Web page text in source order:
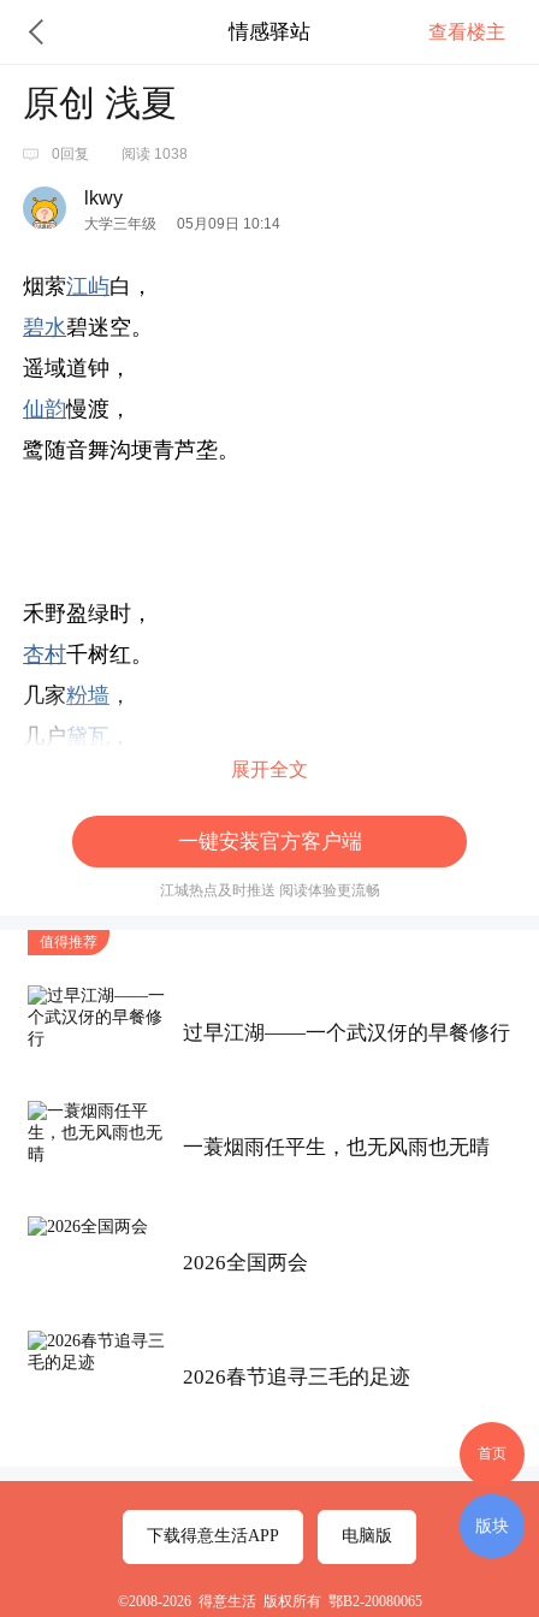
情感驿站 查看楼主
原创 浅夏
0回复 阅读 1038
lkwy
大学三年级 05月09日 10:14
烟萦江屿白，
碧水碧迷空。
遥域道钟，
仙韵慢渡，
鹭随音舞沟埂青芦垄。
禾野盈绿时，
杏村千树红。
几家粉墙 ，
几户黛瓦 ，
浓。展开全文
一键安装官方客户端
江城热点及时推送 阅读体验更流畅
值得推荐
过早江湖——一个武汉伢的早餐修行
一蓑烟雨任平生，也无风雨也无晴
2026全国两会
2026春节追寻三毛的足迹
首页
版块
下载得意生活APP 电脑版
©2008-2026 得意生活 版权所有 鄂B2-20080065